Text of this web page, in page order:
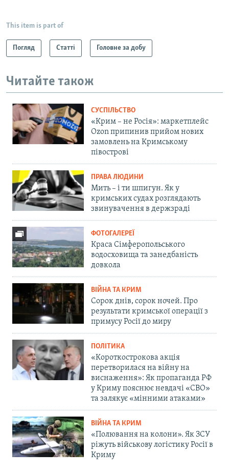
This item is part of
Погляд Статті Головне за добу
Читайте також
СУСПІЛЬСТВО
«Крим – не Росія»: маркетплейс
Ozon припинив прийом нових
замовлень на Кримському
півострові
ПРАВА ЛЮДИНИ
Мить – і ти шпигун. Як у
кримських судах розглядають
звинувачення в держзраді
ФОТОГАЛЕРЕЇ
Краса Сімферопольського
водосховища та занедбаність
довкола
ВІЙНА ТА КРИМ
Сорок днів, сорок ночей. Про
результати кримської операції з
примусу Росії до миру
ПОЛІТИКА
«Короткострокова акція
перетворилася на війну на
виснаження»: Як пропаганда РФ
у Криму пояснює невдачі «СВО»
та залякує «мінними атаками»
ВІЙНА ТА КРИМ
«Полювання на колони». Як ЗСУ
ріжуть військову логістику Росії в
Криму